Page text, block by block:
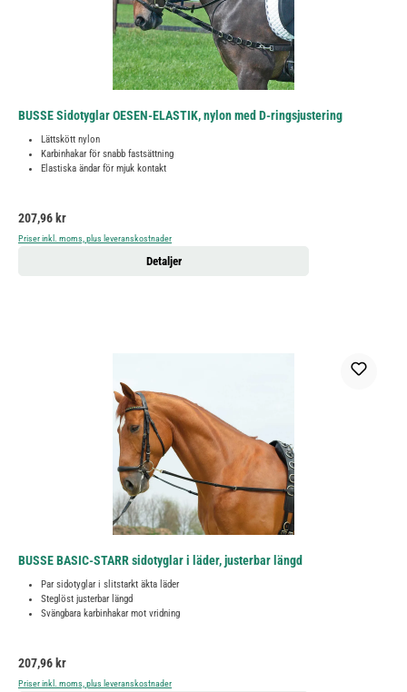
BUSSE Sidotyglar OESEN-ELASTIK, nylon med D-ringsjustering
Lättskött nylon
Karbinhakar för snabb fastsättning
Elastiska ändar för mjuk kontakt
Ordinarie pris:
207,96 kr
Priser inkl. moms, plus leveranskostnader
Detaljer
BUSSE BASIC-STARR sidotyglar i läder, justerbar längd
Par sidotyglar i slitstarkt äkta läder
Steglöst justerbar längd
Svängbara karbinhakar mot vridning
Ordinarie pris:
207,96 kr
Priser inkl. moms, plus leveranskostnader